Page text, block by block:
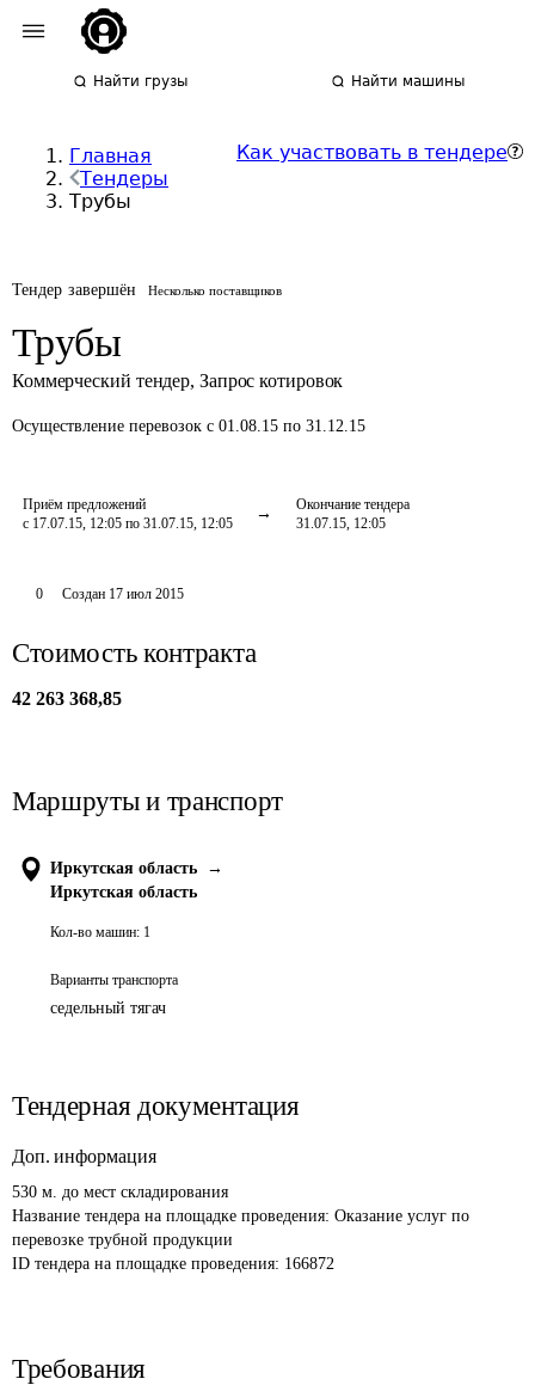
Найти грузы Найти машины
Главная
Тендеры
Трубы
Как участвовать в тендере
Тендер завершён Несколько поставщиков
Трубы
Коммерческий тендер, Запрос котировок
Осуществление перевозок с 01.08.15 по 31.12.15
Приём предложений
с 17.07.15, 12:05 по 31.07.15, 12:05
Окончание тендера
31.07.15, 12:05
0 Создан 17 июл 2015
Стоимость контракта
42 263 368,85
Маршруты и транспорт
Иркутская область
→
Иркутская область
Кол-во машин: 1
Варианты транспорта
седельный тягач
Тендерная документация
Доп. информация
530 м. до мест складирования
Название тендера на площадке проведения: Оказание услуг по
перевозке трубной продукции
ID тендера на площадке проведения: 166872
Требования